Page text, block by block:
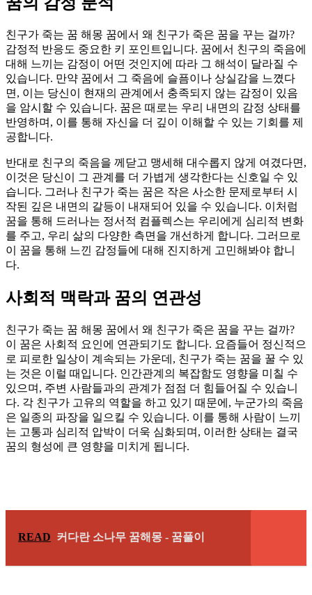
친구가 죽는 꿈 해몽 꿈에서 왜 친구가 죽은 꿈을 꾸는 걸까?
감정적 반응도 중요한 키 포인트입니다. 꿈에서 친구의 죽음에
대해 느끼는 감정이 어떤 것인지에 따라 그 해석이 달라질 수
있습니다. 만약 꿈에서 그 죽음에 슬픔이나 상실감을 느꼈다
면, 이는 당신이 현재의 관계에서 충족되지 않는 감정이 있음
을 암시할 수 있습니다. 꿈은 때로는 우리 내면의 감정 상태를
반영하며, 이를 통해 자신을 더 깊이 이해할 수 있는 기회를 제
공합니다.
반대로 친구의 죽음을 께닫고 맹세해 대수롭지 않게 여겼다면,
이것은 당신이 그 관계를 더 가볍게 생각한다는 신호일 수 있
습니다. 그러나 친구가 죽는 꿈은 작은 사소한 문제로부터 시
작된 깊은 내면의 갈등이 내재되어 있을 수 있습니다. 이처럼
꿈을 통해 드러나는 정서적 컴플렉스는 우리에게 심리적 변화
를 주고, 우리 삶의 다양한 측면을 개선하게 합니다. 그러므로
이 꿈을 통해 느낀 감정들에 대해 진지하게 고민해봐야 합니
다.
사회적 맥락과 꿈의 연관성
친구가 죽는 꿈 해몽 꿈에서 왜 친구가 죽은 꿈을 꾸는 걸까?
이 꿈은 사회적 요인에 연관되기도 합니다. 요즘들어 정신적으
로 피로한 일상이 계속되는 가운데, 친구가 죽는 꿈을 꿀 수 있
는 것은 이럴 때입니다. 인간관계의 복잡함도 영향을 미칠 수
있으며, 주변 사람들과의 관계가 점점 더 힘들어질 수 있습니
다. 각 친구가 고유의 역할을 하고 있기 때문에, 누군가의 죽음
은 일종의 파장을 일으킬 수 있습니다. 이를 통해 사람이 느끼
는 고통과 심리적 압박이 더욱 심화되며, 이러한 상태는 결국
꿈의 형성에 큰 영향을 미치게 됩니다.
READ 커다란 소나무 꿈해몽 - 꿈풀이